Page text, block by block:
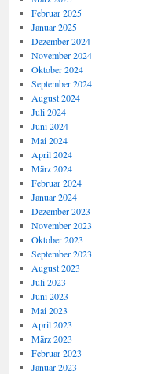
Februar 2025
Januar 2025
Dezember 2024
November 2024
Oktober 2024
September 2024
August 2024
Juli 2024
Juni 2024
Mai 2024
April 2024
März 2024
Februar 2024
Januar 2024
Dezember 2023
November 2023
Oktober 2023
September 2023
August 2023
Juli 2023
Juni 2023
Mai 2023
April 2023
März 2023
Februar 2023
Januar 2023